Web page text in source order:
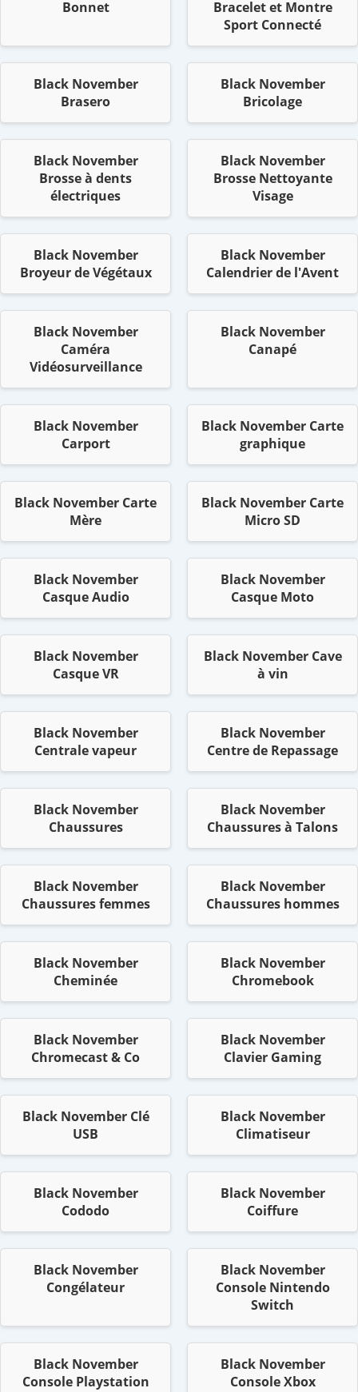
Bonnet
Bracelet et Montre
Sport Connecté
Black November
Brasero
Black November
Bricolage
Black November
Brosse à dents
électriques
Black November
Brosse Nettoyante
Visage
Black November
Broyeur de Végétaux
Black November
Calendrier de l'Avent
Black November
Caméra
Vidéosurveillance
Black November
Canapé
Black November
Carport
Black November Carte
graphique
Black November Carte
Mère
Black November Carte
Micro SD
Black November
Casque Audio
Black November
Casque Moto
Black November
Casque VR
Black November Cave
à vin
Black November
Centrale vapeur
Black November
Centre de Repassage
Black November
Chaussures
Black November
Chaussures à Talons
Black November
Chaussures femmes
Black November
Chaussures hommes
Black November
Cheminée
Black November
Chromebook
Black November
Chromecast & Co
Black November
Clavier Gaming
Black November Clé
USB
Black November
Climatiseur
Black November
Cododo
Black November
Coiffure
Black November
Congélateur
Black November
Console Nintendo
Switch
Black November
Console Playstation
Black November
Console Xbox